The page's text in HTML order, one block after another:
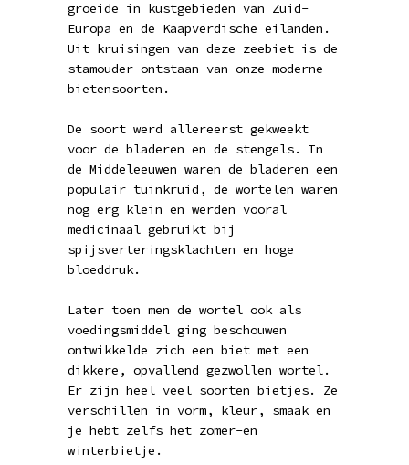
groeide in kustgebieden van Zuid-
Europa en de Kaapverdische eilanden.
Uit kruisingen van deze zeebiet is de
stamouder ontstaan van onze moderne
bietensoorten.
De soort werd allereerst gekweekt
voor de bladeren en de stengels. In
de Middeleeuwen waren de bladeren een
populair tuinkruid, de wortelen waren
nog erg klein en werden vooral
medicinaal gebruikt bij
spijsverteringsklachten en hoge
bloeddruk.
Later toen men de wortel ook als
voedingsmiddel ging beschouwen
ontwikkelde zich een biet met een
dikkere, opvallend gezwollen wortel.
Er zijn heel veel soorten bietjes. Ze
verschillen in vorm, kleur, smaak en
je hebt zelfs het zomer-en
winterbietje.